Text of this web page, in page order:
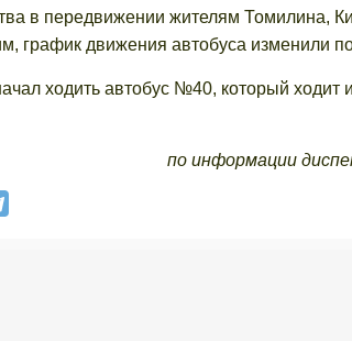
в передвижении жителям Томилина,
график движения автобуса изменили
ходить автобус №40, который ходит
по информации